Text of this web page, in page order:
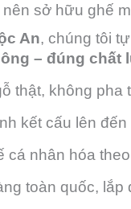
sở hữu ghế
An, chúng tôi
– đúng chất
thật, không pha
kết cấu lên đến
cá nhân hóa
toàn quốc, lắp